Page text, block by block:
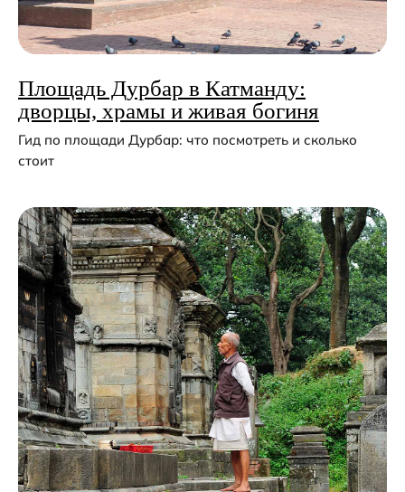
Площадь Дурбар в Катманду:
дворцы, храмы и живая богиня
Гид по площади Дурбар: что посмотреть и сколько
стоит